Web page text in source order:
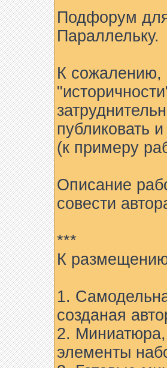
Подфорум
Параллельку.
К сожалению,
публиковать
(к примеру
Описание
совести
***
К
1.
созданая
2. Миниатюра,
элементы